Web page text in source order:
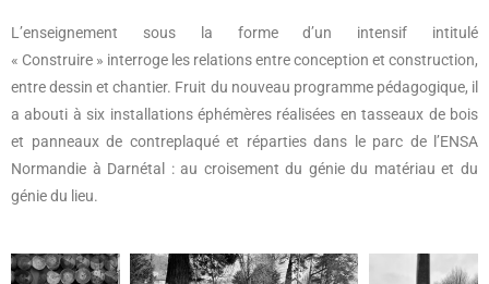
L’enseignement sous la forme d’un intensif intitulé
« Construire » interroge les relations entre conception et construction,
entre dessin et chantier. Fruit du nouveau programme pédagogique, il
a abouti à six installations éphémères réalisées en tasseaux de bois
et panneaux de contreplaqué et réparties dans le parc de l’ENSA
Normandie à Darnétal : au croisement du génie du matériau et du
génie du lieu.